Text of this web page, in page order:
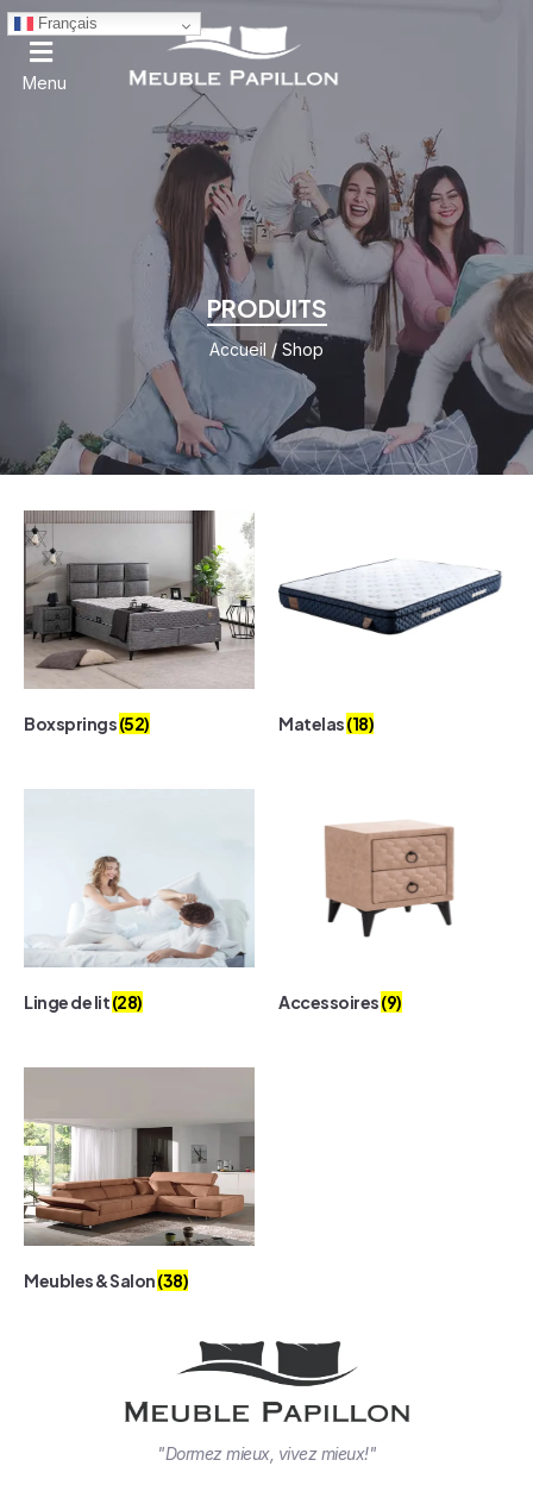
Français
Menu
PRODUITS
Accueil / Shop
Boxsprings(52) Matelas(18)
Linge de lit(28) Accessoires(9)
Meubles & Salon(38)
"Dormez mieux, vivez mieux!"